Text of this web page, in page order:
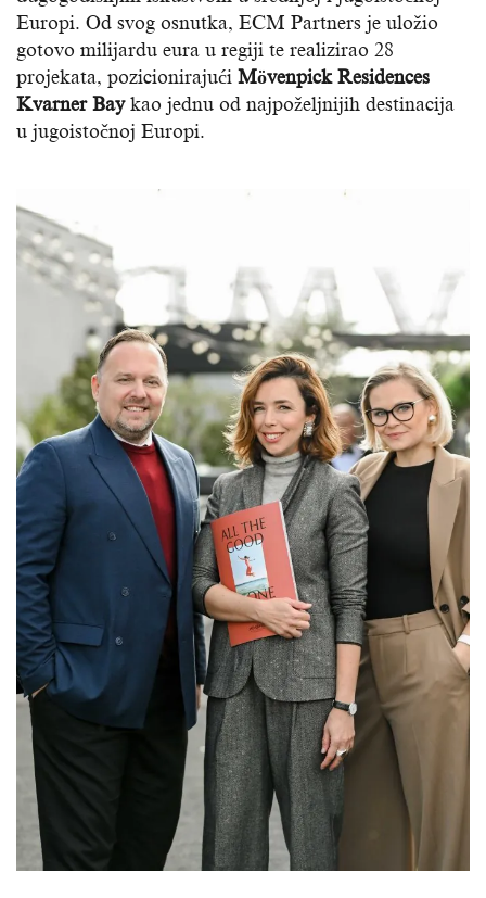
Europi. Od svog osnutka, ECM Partners je uložio
gotovo milijardu eura u regiji te realizirao 28
projekata, pozicionirajući Mövenpick Residences
Kvarner Baykao jednu od najpoželjnijih destinacija
u jugoistočnoj Europi.